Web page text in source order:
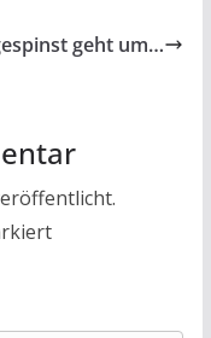
geht um…